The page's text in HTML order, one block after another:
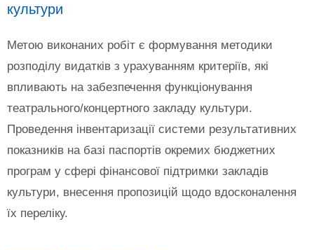
культури
Метою виконаних робіт є формування методики
розподілу видатків з урахуванням критеріїв, які
впливають на забезпечення функціонування
театрального/концертного закладу культури.
Проведення інвентаризації системи результативних
показників на базі паспортів окремих бюджетних
програм у сфері фінансової підтримки закладів
культури, внесення пропозицій щодо вдосконалення
їх переліку.